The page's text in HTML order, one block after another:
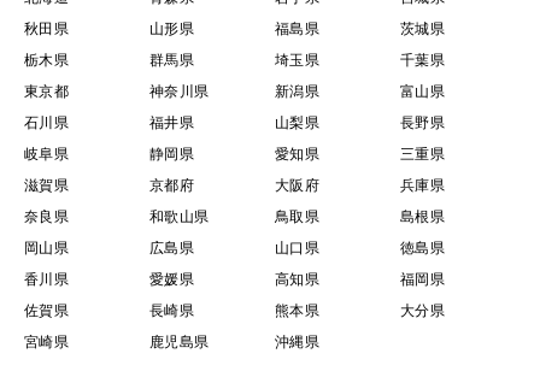
秋田県
山形県 福島県
茨城県
栃木県
群馬県 埼玉県
千葉県
東京都
神奈川県 新潟県
富山県
石川県
福井県 山梨県
長野県
岐阜県
静岡県 愛知県
三重県
滋賀県
京都府 大阪府
兵庫県
奈良県
和歌山県 鳥取県
島根県
岡山県
広島県 山口県
徳島県
香川県
愛媛県 高知県
福岡県
佐賀県
長崎県 熊本県
大分県
宮崎県
鹿児島県 沖縄県